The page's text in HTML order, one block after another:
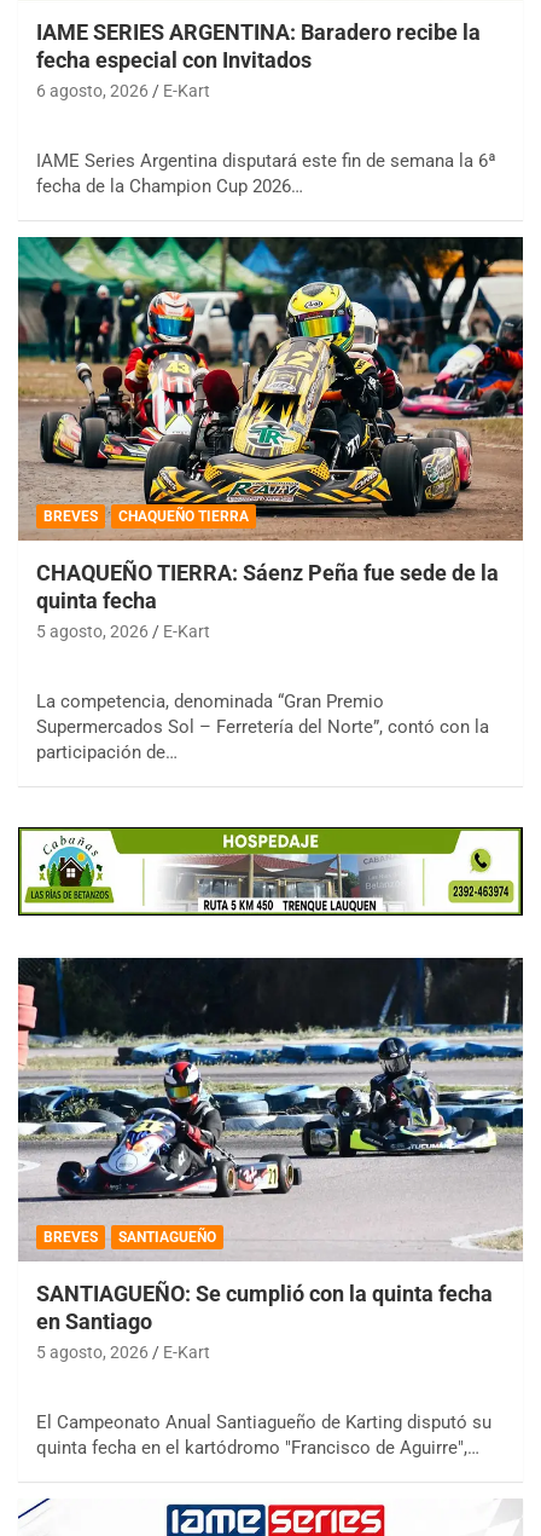
IAME SERIES ARGENTINA: Baradero recibe la
fecha especial con Invitados
6 agosto, 2026 E-Kart
IAME Series Argentina disputará este fin de semana la 6ª
fecha de la Champion Cup 2026…
BREVES CHAQUEÑO TIERRA
CHAQUEÑO TIERRA: Sáenz Peña fue sede de la
quinta fecha
5 agosto, 2026 E-Kart
La competencia, denominada “Gran Premio
Supermercados Sol – Ferretería del Norte”, contó con la
participación de…
BREVES SANTIAGUEÑO
SANTIAGUEÑO: Se cumplió con la quinta fecha
en Santiago
5 agosto, 2026 E-Kart
El Campeonato Anual Santiagueño de Karting disputó su
quinta fecha en el kartódromo "Francisco de Aguirre",…